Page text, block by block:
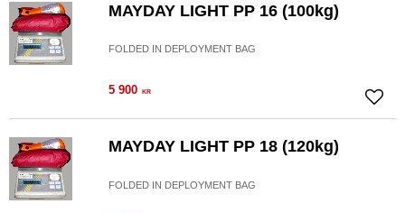
MAYDAY LIGHT PP 16 (100kg)
FOLDED IN DEPLOYMENT BAG
5 900 KR
Add
MAYDAY LIGHT PP 18 (120kg)
FOLDED IN DEPLOYMENT BAG